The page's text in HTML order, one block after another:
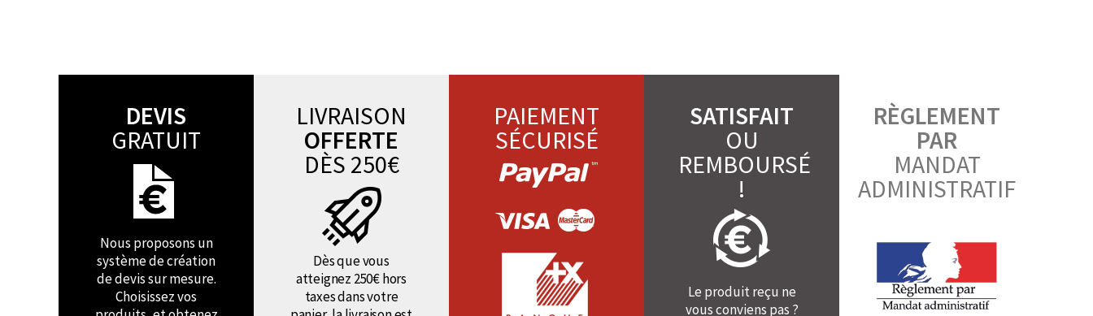
DEVIS
GRATUIT
Nous proposons un
système de création
de devis sur mesure.
Choisissez vos
LIVRAISON
OFFERTE
DÈS 250€
Dès que vous
atteignez 250€ hors
taxes dans votre
PAIEMENT
SÉCURISÉ
SATISFAIT
OU
REMBOURSÉ
!
Le produit reçu ne
vous conviens pas ?
RÈGLEMENT
PAR
MANDAT
ADMINISTRATIF